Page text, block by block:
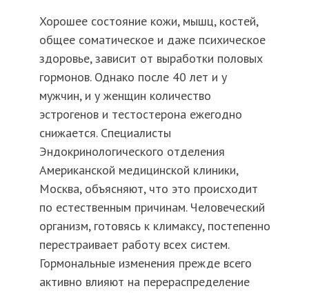
Хорошее состояние кожи, мышц, костей,
общее соматическое и даже психическое
здоровье, зависит от выработки половых
гормонов. Однако после 40 лет и у
мужчин, и у женщин количество
эстрогенов и тестостерона ежегодно
снижается. Специалисты
Эндокринологического отделения
Американской медицинской клиники,
Москва, объясняют, что это происходит
по естественным причинам. Человеческий
организм, готовясь к климаксу, постепенно
перестраивает работу всех систем.
Гормональные изменения прежде всего
активно влияют на перераспределение